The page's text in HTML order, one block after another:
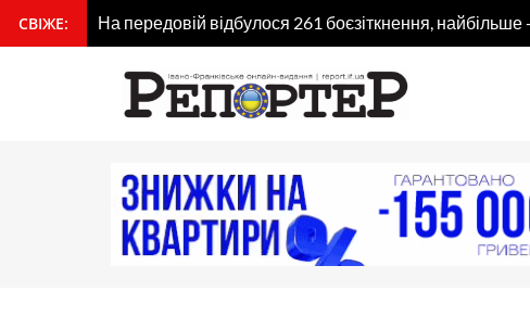
вмісту
СВІЖЕ: На передовій відбулося 261 боєзіткнення,